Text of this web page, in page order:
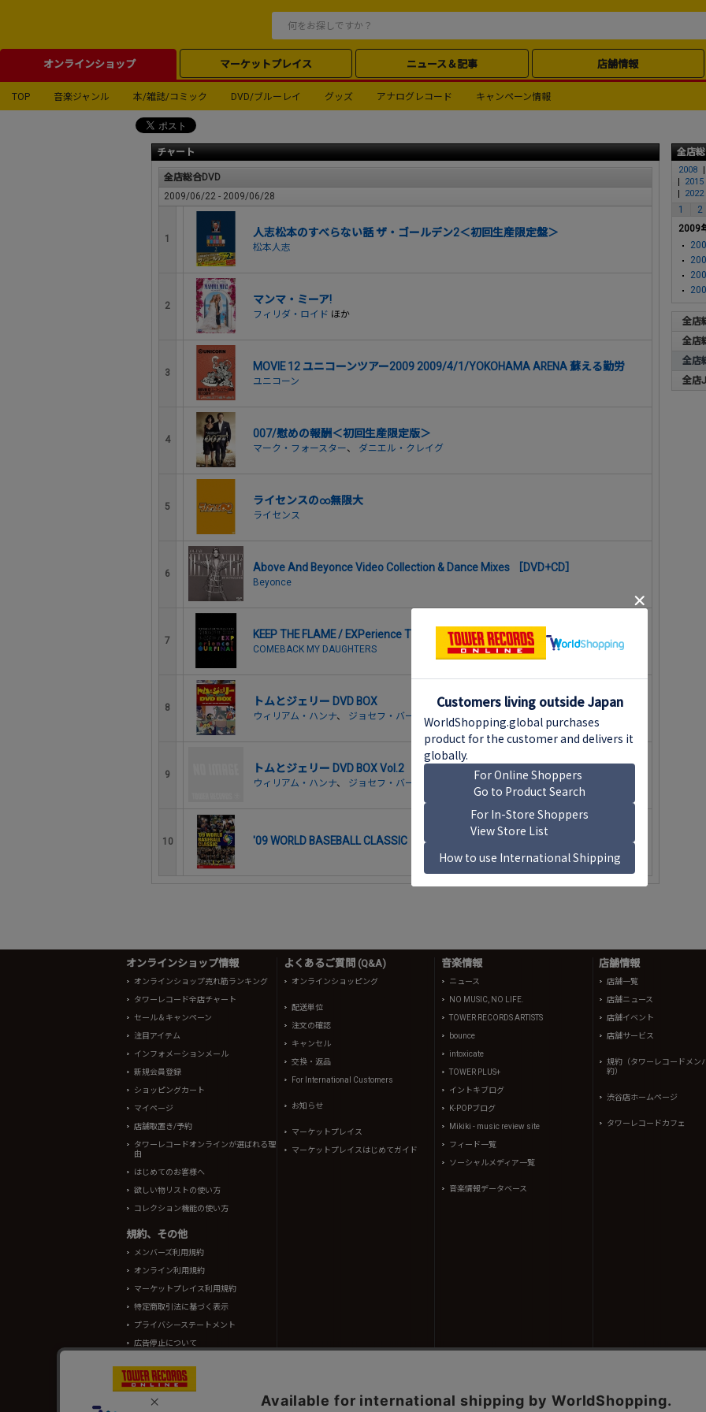
オンラインショップ マーケットプレイス ニュース＆記事 店舗情報
TOP 音楽ジャンル 本/雑誌/コミック DVD/ブルーレイ グッズ アナログレコード キャンペーン情報
チャート
全店総合DVD
2009/06/22 - 2009/06/28
1 人志松本のすべらない話 ザ・ゴールデン2＜初回生産限定盤＞
松本人志
2 マンマ・ミーア!
フィリダ・ロイド ほか
3 MOVIE 12 ユニコーンツアー2009 2009/4/1/YOKOHAMA ARENA 蘇える勤労
ユニコーン
4 007/慰めの報酬＜初回生産限定版＞
マーク・フォースター、 ダニエル・クレイグ
5 ライセンスの∞無限大
ライセンス
6 Above And Beyonce Video Collection & Dance Mixes ［DVD+CD］
Beyonce
7 KEEP THE FLAME / EXPerience TOUR FINAL
COMEBACK MY DAUGHTERS
8 トムとジェリー DVD BOX
ウィリアム・ハンナ、 ジョセフ・バーベラ
9 トムとジェリー DVD BOX Vol.2
ウィリアム・ハンナ、 ジョセフ・バーベラ
10 '09 WORLD BASEBALL CLASSIC 日本代表 V2への軌跡＜期間限定生産版＞
全店
2008
2015
2022
1 2
2009
全店
全店
全店
全店
オンラインショップ情報
オンラインショップ売れ筋ランキング
タワーレコード全店チャート
セール＆キャンペーン
注目アイテム
インフォメーションメール
新規会員登録
ショッピングカート
マイページ
店舗取置き/予約
タワーレコードオンラインが選ばれる理
由
はじめてのお客様へ
欲しい物リストの使い方
コレクション機能の使い方
規約、その他
メンバーズ利用規約
オンライン利用規約
マーケットプレイス利用規約
特定商取引法に基づく表示
プライバシーステートメント
広告停止について
よくあるご質問 (Q&A)
オンラインショッピング
配送単位
注文の確認
キャンセル
交換・返品
For International Customers
お知らせ
マーケットプレイス
マーケットプレイスはじめてガイド
音楽情報
ニュース
NO MUSIC, NO LIFE.
TOWER RECORDS ARTISTS
bounce
intoxicate
TOWER PLUS+
イントキブログ
K-POPブログ
Mikiki - music review site
フィード一覧
ソーシャルメディア一覧
音楽情報データベース
店舗情報
店舗一覧
店舗ニュース
店舗イベント
店舗サービス
規約（タワーレコードメン
約）
渋谷店ホームページ
タワーレコードカフェ